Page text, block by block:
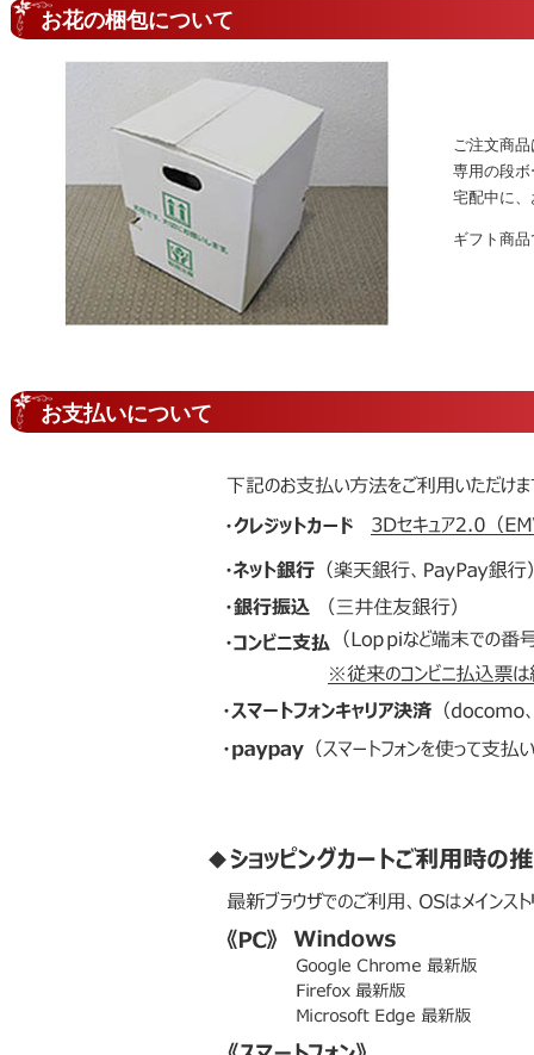
お花の梱包について
ご注文商
専用の段
宅配中に
ギフト商
お支払いについて